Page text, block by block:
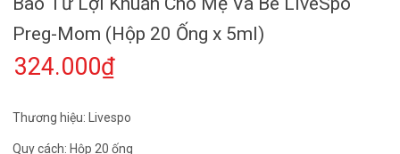
Preg-Mom (Hộp 20 Ống x 5ml)
324.000₫
Thương hiệu: Livespo
Quy cách: Hộp 20 ống